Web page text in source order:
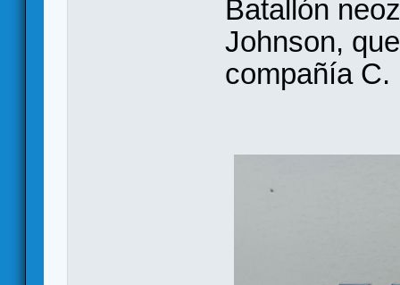
Batallón
Johnson,
compañía C.